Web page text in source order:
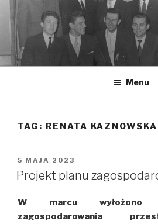
do
treści
Menu
TAG: RENATA KAZNOWSKA
OPUBLIKOWANE
W
5 MAJA 2023
Projekt planu
W marcu wyłożono
zagospodarowania